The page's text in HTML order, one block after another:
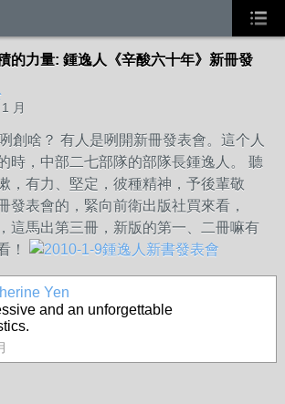
的力量: 鍾逸人《辛酸六十年》新冊發
月
創啥？ 有人是咧開新冊發表會。這个人
時，中部二七部隊的部隊長鍾逸人。 聽
，有力、堅定，彼種精神，予後輩敬
發表會的，緊向前衛出版社買來看，
這馬出第三冊，新版的第一、二冊嘛有
！
Yen
and an unforgettable